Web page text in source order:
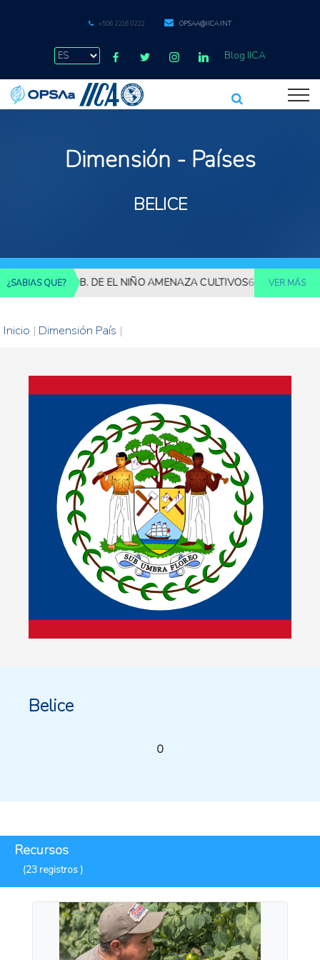
+506 2216 0222 OPSAA@IICA.INT
Blog IICA
Dimensión - Países
BELICE
¿SABIAS QUE?
PROB. DE EL NIÑO AMENAZA CULTIVOS61% DE VER MÁS
Inicio | Dimensión País |
Belice
0
Recursos
(23 registros )